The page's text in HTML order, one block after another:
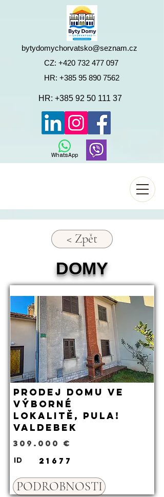
HR: +385 95 890 7562
CZ: +420 732 477 097
WhatsApp
bytydomychorvatsko@seznam.cz
HR: +385 92 50 111 37
< Zpět
DOMY
Prodej domu ve
výborné
lokalitě, Pula!
Valdebek
309.000 €
ID 21677
PODROBNOSTI